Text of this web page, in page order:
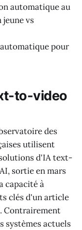
automatique au
vs
pour
to-video
des
utilisent
d'IA text-
sortie en mars
capacité à
clés d'un article
Contrairement
systèmes actuels